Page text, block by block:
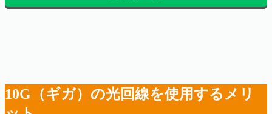
10G（ギガ）の光回線を使用するメリ